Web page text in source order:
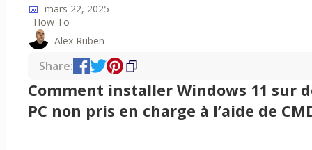
📅 mars 22, 2025
How To
Alex Ruben
Share:
Comment installer Windows 11 sur
PC non pris en charge à l’aide de